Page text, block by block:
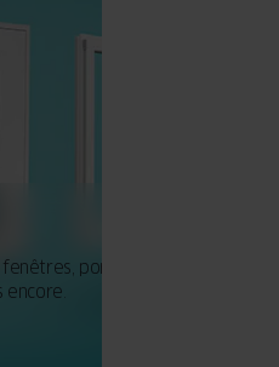
portes d'entrée,
encore.